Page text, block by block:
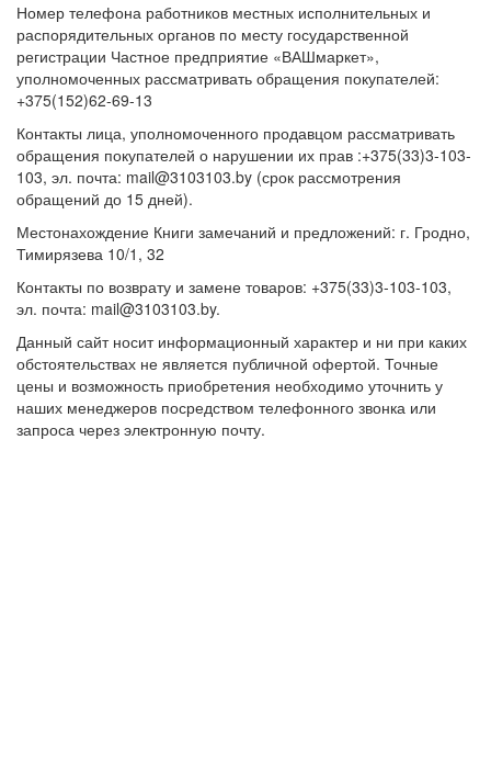
Номер телефона работников местных исполнительных и
распорядительных органов по месту государственной
регистрации Частное предприятие «ВАШмаркет»,
уполномоченных рассматривать обращения покупателей:
+375(152)62-69-13
Контакты лица, уполномоченного продавцом рассматривать
обращения покупателей о нарушении их прав :+375(33)3-103-
103, эл. почта: mail@3103103.by (срок рассмотрения
обращений до 15 дней).
Местонахождение Книги замечаний и предложений: г. Гродно,
Тимирязева 10/1, 32
Контакты по возврату и замене товаров: +375(33)3-103-103,
эл. почта: mail@3103103.by.
Данный сайт носит информационный характер и ни при каких
обстоятельствах не является публичной офертой. Точные
цены и возможность приобретения необходимо уточнить у
наших менеджеров посредством телефонного звонка или
запроса через электронную почту.